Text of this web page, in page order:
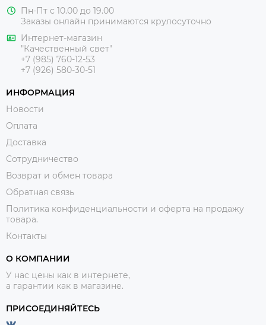
Пн-Пт с 10.00 до 19.00
Заказы онлайн принимаются крулосуточно
Интернет-магазин
"Качественный свет"
+7 (985) 760-12-53
+7 (926) 580-30-51
ИНФОРМАЦИЯ
Новости
Оплата
Доставка
Сотрудничество
Возврат и обмен товара
Обратная связь
Политика конфиденциальности и оферта на продажу
товара.
Контакты
О КОМПАНИИ
У нас цены как в интернете,
а гарантии как в магазине.
ПРИСОЕДИНЯЙТЕСЬ